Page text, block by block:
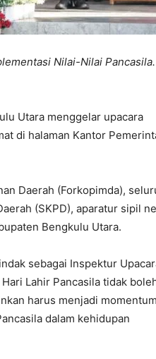
Nilai-Nilai Pancasila.
Utara menggelar upacara
di halaman Kantor
Daerah (Forkopimda),
(SKPD), aparatur sipil
Bengkulu Utara.
sebagai Inspektur
Lahir Pancasila tidak
harus menjadi momentum
dalam kehidupan